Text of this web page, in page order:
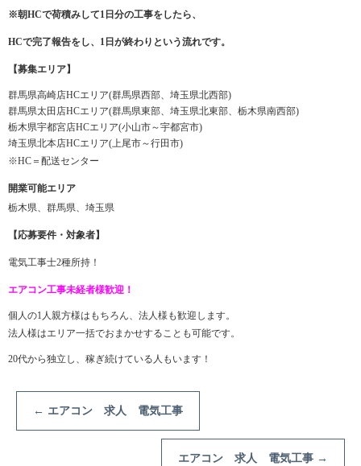
※朝HCで荷積みして1日分の工事をしたら、
HCで完了報告をし、1日が終わりという流れです。
【募集エリア】
群馬県高崎店HCエリア(群馬県西部、埼玉県北西部)
群馬県太田店HCエリア(群馬県東部、埼玉県北東部、栃木県南西部)
栃木県宇都宮店HCエリア(小山市～宇都宮市)
埼玉県北本店HCエリア(上尾市～行田市)
※HC＝配送センター
開業可能エリア
栃木県、群馬県、埼玉県
【応募要件・対象者】
電気工事士2種所持！
エアコン工事未経者様歓迎！
個人の1人親方様はもちろん、法人様も歓迎します。
法人様はエリア一括でおまかせすることも可能です。
20代から独立し、稼ぎ続けている人もいます！
← エアコン 求人 電気工事
エアコン 求人 電気工事 →